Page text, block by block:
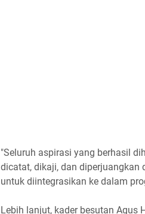
"Seluruh aspirasi yang berhasil
dicatat, dikaji, dan diperjuangkan
untuk diintegrasikan ke dalam
Lebih lanjut, kader besutan Agus